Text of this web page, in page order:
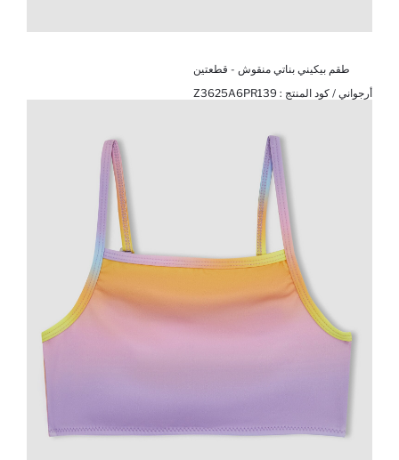
طقم بيكيني بناتي منقوش - قطعتين
أرجواني / كود المنتج : Z3625A6PR139